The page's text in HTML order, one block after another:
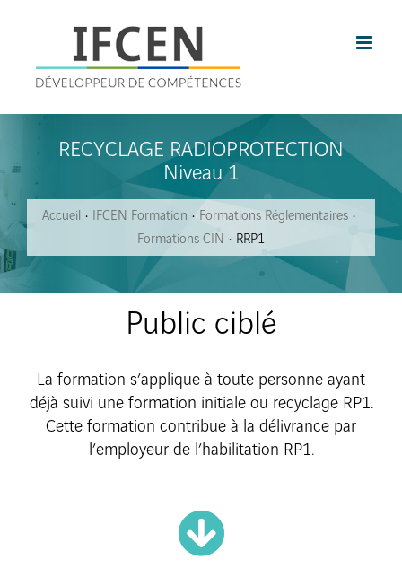
RECYCLAGE RADIOPROTECTION
Niveau 1
Accueil IFCEN Formation
Formations Réglementaires
Formations CIN
RRP1
Public ciblé
La formation s’applique à toute personne ayant
déjà suivi une formation initiale ou recyclage RP1.
Cette formation contribue à la délivrance par
l’employeur de l’habilitation RP1.